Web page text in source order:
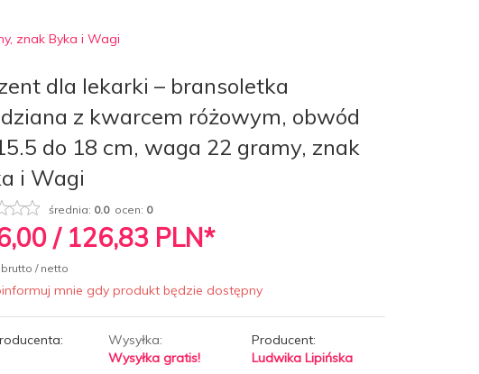
znak Byka i Wagi
dla lekarki – bransoletka
z kwarcem różowym, obwód
do 18 cm, waga 22 gramy, znak
i Wagi
średnia: 0.0ocen: 0
00 / 126,83 PLN*
/ netto
mnie gdy produkt będzie dostępny
Wysyłka:
Wysyłka gratis!
Producent:
Ludwika Lipińska